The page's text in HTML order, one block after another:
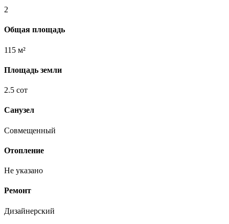
2
Общая площадь
115 м²
Площадь земли
2.5 сот
Санузел
Совмещенный
Отопление
Не указано
Ремонт
Дизайнерский